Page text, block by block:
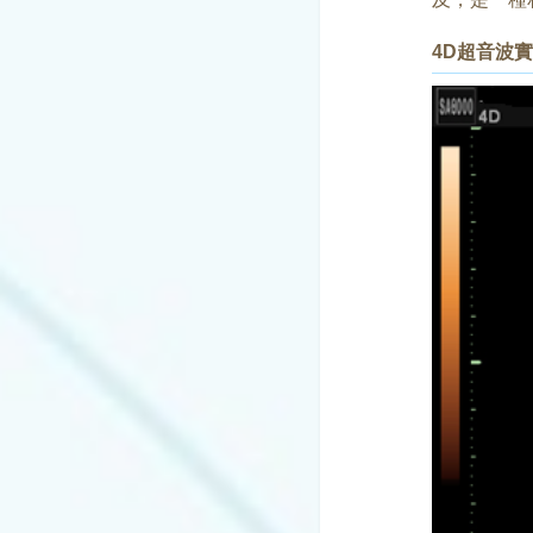
4D超音波